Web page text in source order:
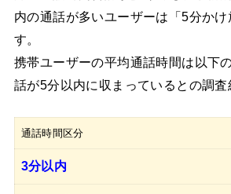
内の通話が多いユーザーは「5分か
す。
携帯ユーザーの平均通話時間は以下
話が5分以内に収まっているとの調査
通話時間区分
3分以内